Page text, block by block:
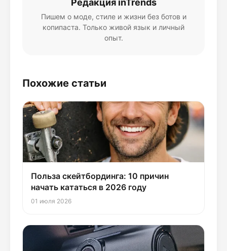
Редакция inTrends
Пишем о моде, стиле и жизни без ботов и
копипаста. Только живой язык и личный
опыт.
Похожие статьи
Польза скейтбординга: 10 причин
начать кататься в 2026 году
01 июля 2026